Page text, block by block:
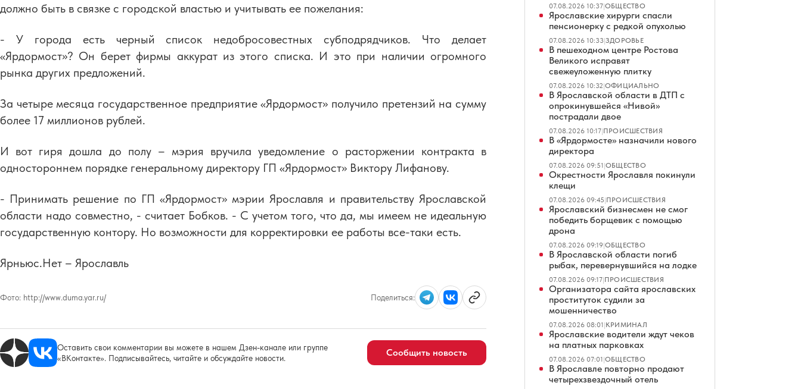
должно быть в связке с городской властью и учитывать ее пожелания:
- У города есть черный список недобросовестных субподрядчиков. Что делает
«Ярдормост»? Он берет фирмы аккурат из этого списка. И это при наличии огромного
рынка других предложений.
За четыре месяца государственное предприятие «Ярдормост» получило претензий на сумму
более 17 миллионов рублей.
И вот гиря дошла до полу – мэрия вручила уведомление о расторжении контракта в
одностороннем порядке генеральному директору ГП «Ярдормост» Виктору Лифанову.
- Принимать решение по ГП «Ярдормост» мэрии Ярославля и правительству Ярославской
области надо совместно, - считает Бобков. - С учетом того, что да, мы имеем не идеальную
государственную контору. Но возможности для корректировки ее работы все-таки есть.
Ярньюс.Нет – Ярославль
Фото: http://www.duma.yar.ru/ Поделиться:
Оставить свои комментарии вы можете в нашем Дзен-канале или группе
«ВКонтакте». Подписывайтесь, читайте и обсуждайте новости.
Сообщить новость
07.08.2026 10:37|ОБЩЕСТВО
Ярославские хирурги спасли
пенсионерку с редкой опухолью
07.08.2026 10:33|ЗДОРОВЬЕ
В пешеходном центре Ростова
Великого исправят
свежеуложенную плитку
07.08.2026 10:32|ОФИЦИАЛЬНО
В Ярославской области в ДТП с
опрокинувшейся «Нивой»
пострадали двое
07.08.2026 10:17|ПРОИСШЕСТВИЯ
В «Ярдормосте» назначили нового
директора
07.08.2026 09:51|ОБЩЕСТВО
Окрестности Ярославля покинули
клещи
07.08.2026 09:45|ПРОИСШЕСТВИЯ
Ярославский бизнесмен не смог
победить борщевик с помощью
дрона
07.08.2026 09:19|ОБЩЕСТВО
В Ярославской области погиб
рыбак, перевернувшийся на лодке
07.08.2026 09:17|ПРОИСШЕСТВИЯ
Организатора сайта ярославских
проституток судили за
мошенничество
07.08.2026 08:01|КРИМИНАЛ
Ярославские водители ждут чеков
на платных парковках
07.08.2026 07:01|ОБЩЕСТВО
В Ярославле повторно продают
четырехзвездочный отель